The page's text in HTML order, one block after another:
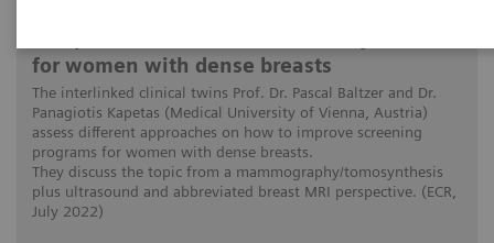
for women with dense breasts
The interlinked clinical twins Prof. Dr. Pascal Baltzer and Dr.
Panagiotis Kapetas (Medical University of Vienna, Austria)
assess different approaches on how to improve screening
programs for women with dense breasts.
They discuss the topic from a mammography/tomosynthesis
plus ultrasound and abbreviated breast MRI perspective. (ECR,
July 2022)